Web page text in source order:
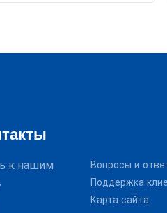
к нашим
Вопросы и
Поддержка
Карта сайта